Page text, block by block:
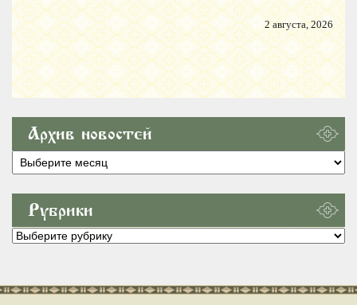
2 августа, 2026
Архив новостей
Архив
новостей
Рубрики
Рубрики